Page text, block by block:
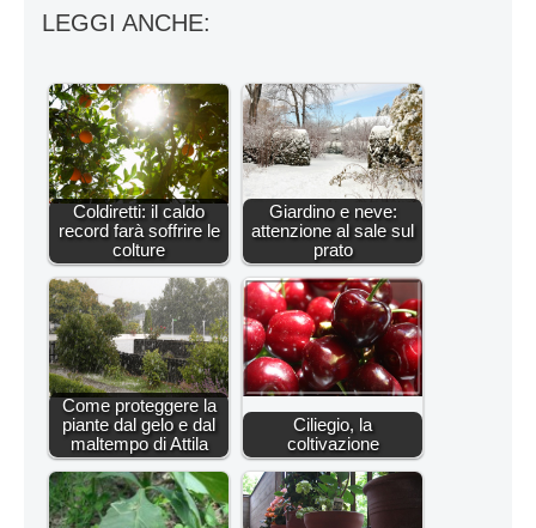
LEGGI ANCHE:
Coldiretti: il caldo
record farà soffrire le
colture
Giardino e neve:
attenzione al sale sul
prato
Come proteggere la
piante dal gelo e dal
maltempo di Attila
Ciliegio, la
coltivazione